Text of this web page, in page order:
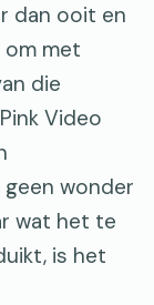
dan ooit en
om met
die
Video
wonder
wat het te
is het